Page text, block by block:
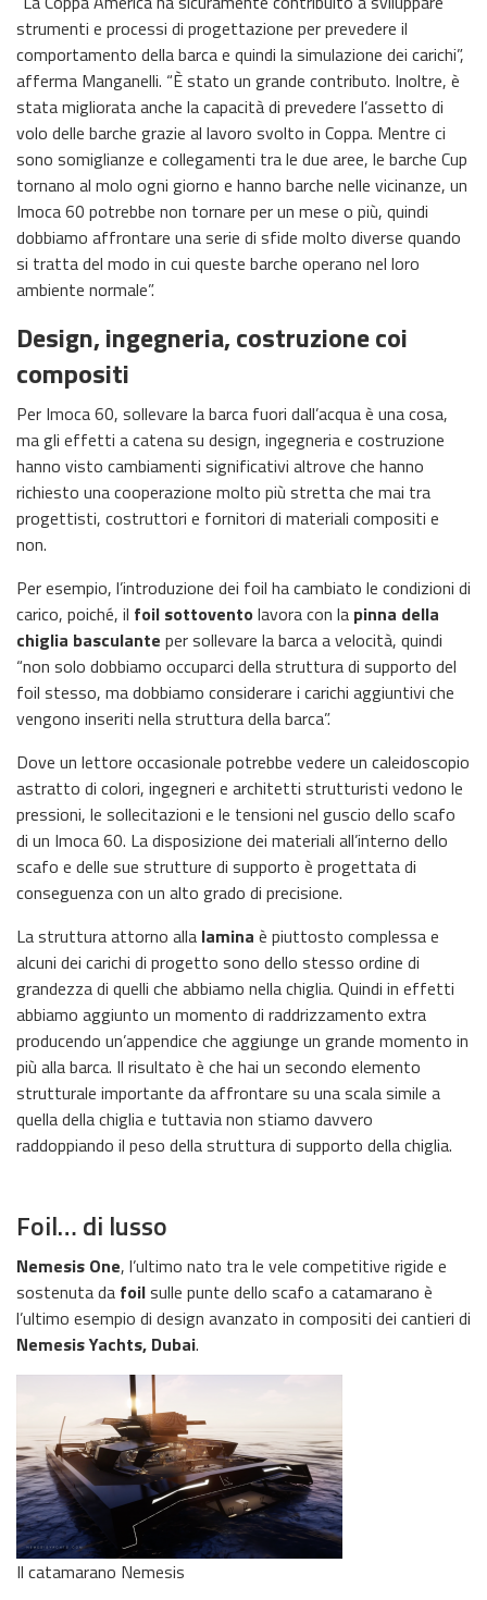
strumenti e processi di progettazione per prevedere il
comportamento della barca e quindi la simulazione dei carichi”,
afferma Manganelli. “È stato un grande contributo. Inoltre, è
stata migliorata anche la capacità di prevedere l’assetto di
volo delle barche grazie al lavoro svolto in Coppa. Mentre ci
sono somiglianze e collegamenti tra le due aree, le barche Cup
tornano al molo ogni giorno e hanno barche nelle vicinanze, un
Imoca 60 potrebbe non tornare per un mese o più, quindi
dobbiamo affrontare una serie di sfide molto diverse quando
si tratta del modo in cui queste barche operano nel loro
ambiente normale”.
Design, ingegneria, costruzione coi
compositi
Per Imoca 60, sollevare la barca fuori dall’acqua è una cosa,
ma gli effetti a catena su design, ingegneria e costruzione
hanno visto cambiamenti significativi altrove che hanno
richiesto una cooperazione molto più stretta che mai tra
progettisti, costruttori e fornitori di materiali compositi e
non.
Per esempio, l’introduzione dei foil ha cambiato le condizioni di
carico, poiché, il foil sottovento lavora con la pinna della
chiglia basculante per sollevare la barca a velocità, quindi
“non solo dobbiamo occuparci della struttura di supporto del
foil stesso, ma dobbiamo considerare i carichi aggiuntivi che
vengono inseriti nella struttura della barca”.
Dove un lettore occasionale potrebbe vedere un caleidoscopio
astratto di colori, ingegneri e architetti strutturisti vedono le
pressioni, le sollecitazioni e le tensioni nel guscio dello scafo
di un Imoca 60. La disposizione dei materiali all’interno dello
scafo e delle sue strutture di supporto è progettata di
conseguenza con un alto grado di precisione.
La struttura attorno alla lamina è piuttosto complessa e
alcuni dei carichi di progetto sono dello stesso ordine di
grandezza di quelli che abbiamo nella chiglia. Quindi in effetti
abbiamo aggiunto un momento di raddrizzamento extra
producendo un’appendice che aggiunge un grande momento in
più alla barca. Il risultato è che hai un secondo elemento
strutturale importante da affrontare su una scala simile a
quella della chiglia e tuttavia non stiamo davvero
raddoppiando il peso della struttura di supporto della chiglia.
Foil… di lusso
Nemesis One, l’ultimo nato tra le vele competitive rigide e
sostenuta da foilsulle punte dello scafo a catamarano è
l’ultimo esempio di design avanzato in compositi dei cantieri di
Nemesis Yachts, Dubai.
Il catamarano Nemesis